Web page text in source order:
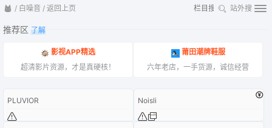
/ 白噪音 / 返回上页 站外搜
推荐区 了解
影视APP精选
超清影片资源，才是真硬核！
莆田潮牌鞋服
六年老店，一手货源，诚信经营
PLUVIOR Noisli